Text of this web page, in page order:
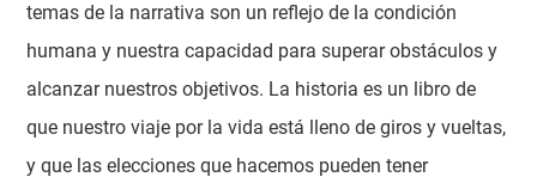
temas de la narrativa son un reflejo de la condición
humana y nuestra capacidad para superar obstáculos y
alcanzar nuestros objetivos. La historia es un libro de
que nuestro viaje por la vida está lleno de giros y vueltas,
y que las elecciones que hacemos pueden tener